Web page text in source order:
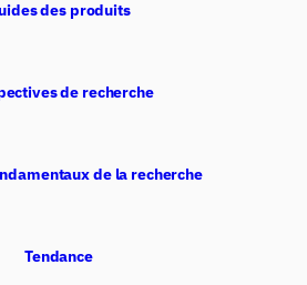
des produits
de recherche
de la recherche
Tendance